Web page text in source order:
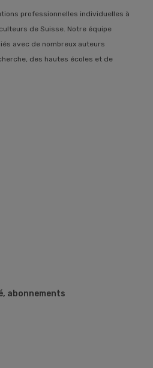
professionnelles individuelles à
de Suisse. Notre équipe
avec de nombreux auteurs
des hautes écoles et de
abonnements